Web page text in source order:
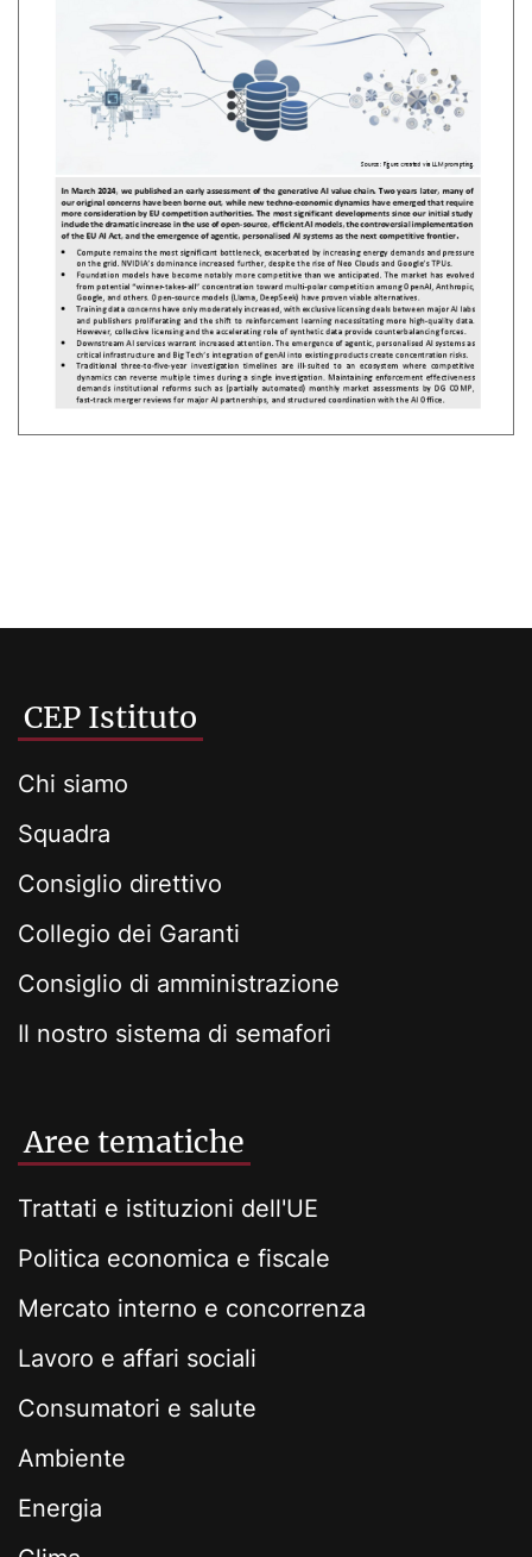
CEP Istituto
Chi siamo
Squadra
Consiglio direttivo
Collegio dei Garanti
Consiglio di amministrazione
Il nostro sistema di semafori
Aree tematiche
Trattati e istituzioni dell'UE
Politica economica e fiscale
Mercato interno e concorrenza
Lavoro e affari sociali
Consumatori e salute
Ambiente
Energia